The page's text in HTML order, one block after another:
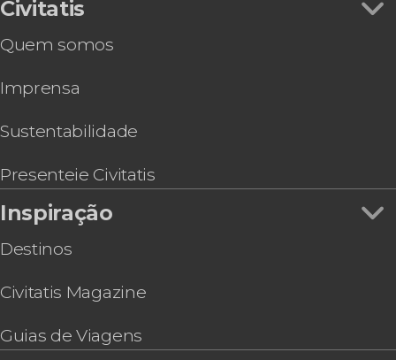


205 opiniões
Montevidéu
Uruguai.
Civitatis
Quem somos
Imprensa
Sustentabilidade
Presenteie Civitatis
Inspiração
Destinos
Civitatis Magazine
Guias de Viagens